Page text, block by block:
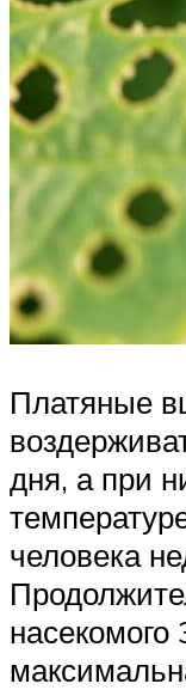
Платяные
дня, а при
человека